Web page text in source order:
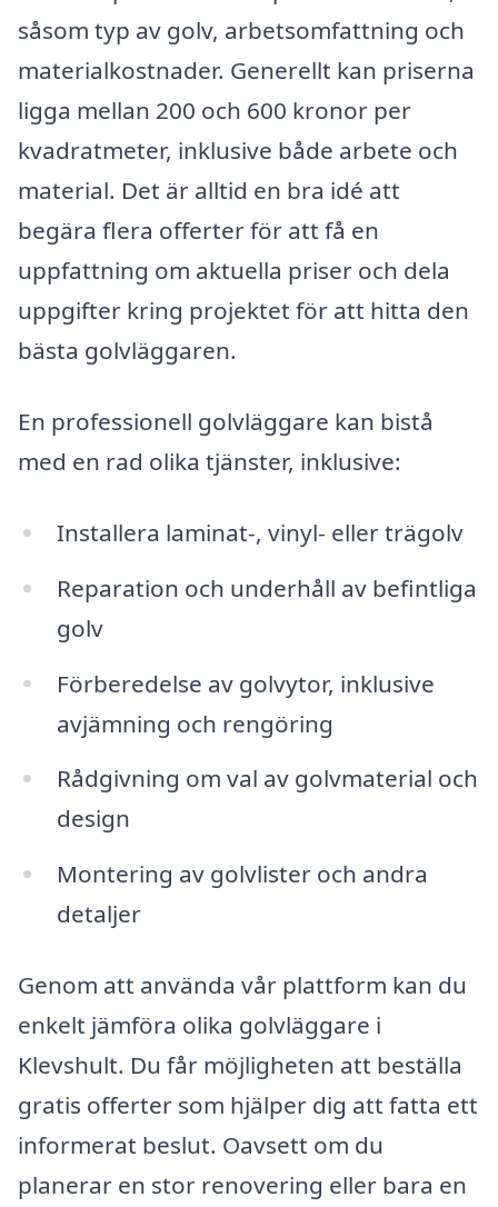
såsom typ av golv, arbetsomfattning och
materialkostnader. Generellt kan priserna
ligga mellan 200 och 600 kronor per
kvadratmeter, inklusive både arbete och
material. Det är alltid en bra idé att
begära flera offerter för att få en
uppfattning om aktuella priser och dela
uppgifter kring projektet för att hitta den
bästa golvläggaren.
En professionell golvläggare kan bistå
med en rad olika tjänster, inklusive:
Installera laminat-, vinyl- eller trägolv
Reparation och underhåll av befintliga
golv
Förberedelse av golvytor, inklusive
avjämning och rengöring
Rådgivning om val av golvmaterial och
design
Montering av golvlister och andra
detaljer
Genom att använda vår plattform kan du
enkelt jämföra olika golvläggare i
Klevshult. Du får möjligheten att beställa
gratis offerter som hjälper dig att fatta ett
informerat beslut. Oavsett om du
planerar en stor renovering eller bara en